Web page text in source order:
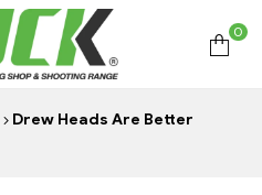
0
Drew Heads Are Better